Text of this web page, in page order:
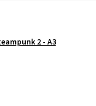
2 - A3